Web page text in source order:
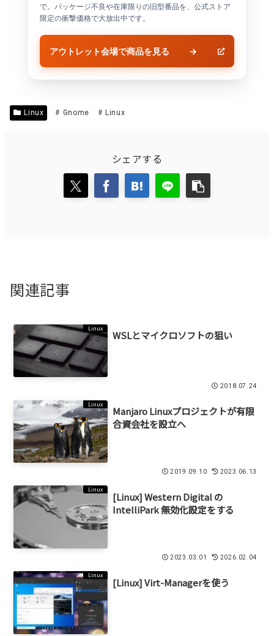
で。パッケージ不良や在庫限りの旧型番品を、公式ストア
限定の衝撃価格で大放出中です。
アウトレット会場で商品を見る →
Linux Gnome Linux
シェアする
関連記事
Linux
WSLとマイクロソフトの狙い
2018.07.24
Linux
Manjaro Linuxプロジェクトが有限
合資会社を設立へ
2019.09.10 2023.06.13
Linux
[Linux] Western Digital の
IntelliPark 無効化設定をする
2023.03.01 2026.02.04
Linux
[Linux] Virt-Managerを使う